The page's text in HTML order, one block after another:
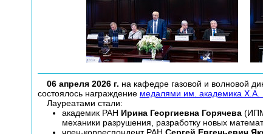
06 апреля 2026 г. на кафедре газовой и волновой
состоялось награждение медалями им. академика Х.А.
Лауреатами стали:
академик РАН Ирина Георгиевна Горячева
механики разрушения, разработку новых
член-корреспондент РАН Сергей Евгеньевич